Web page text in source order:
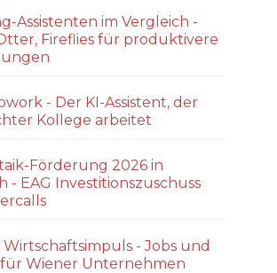
Assistenten im Vergleich -
Fireflies für produktivere
- Der KI-Assistent, der
Kollege arbeitet
Förderung 2026 in
- EAG Investitionszuschuss
Wirtschaftsimpuls - Jobs und
Wiener Unternehmen